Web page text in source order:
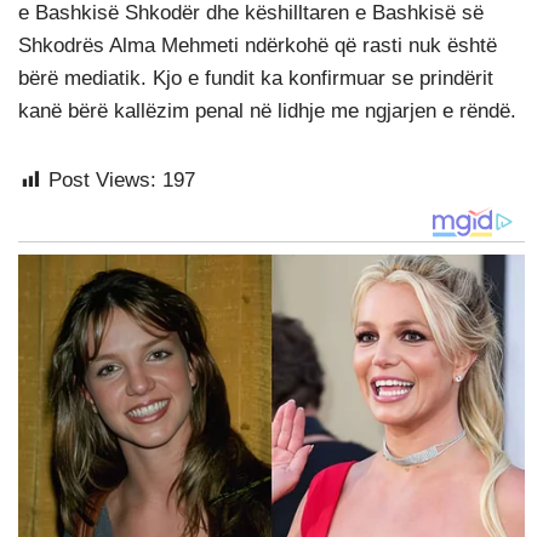
e Bashkisë Shkodër dhe këshilltaren e Bashkisë së
Shkodrës Alma Mehmeti ndërkohë që rasti nuk është
bërë mediatik. Kjo e fundit ka konfirmuar se prindërit
kanë bërë kallëzim penal në lidhje me ngjarjen e rëndë.
Post Views: 197